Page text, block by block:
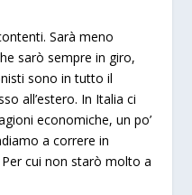
Sarà meno
sarò sempre in giro,
sono in tutto il
all’estero. In Italia ci
economiche, un po’
a correre in
cui non starò molto a